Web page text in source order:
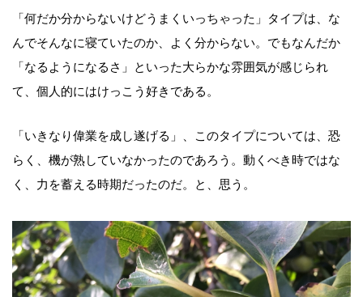
「何だか分からないけどうまくいっちゃった」タイプは、な
んでそんなに寝ていたのか、よく分からない。でもなんだか
「なるようになるさ」といった大らかな雰囲気が感じられ
て、個人的にはけっこう好きである。
「いきなり偉業を成し遂げる」、このタイプについては、恐
らく、機が熟していなかったのであろう。動くべき時ではな
く、力を蓄える時期だったのだ。と、思う。